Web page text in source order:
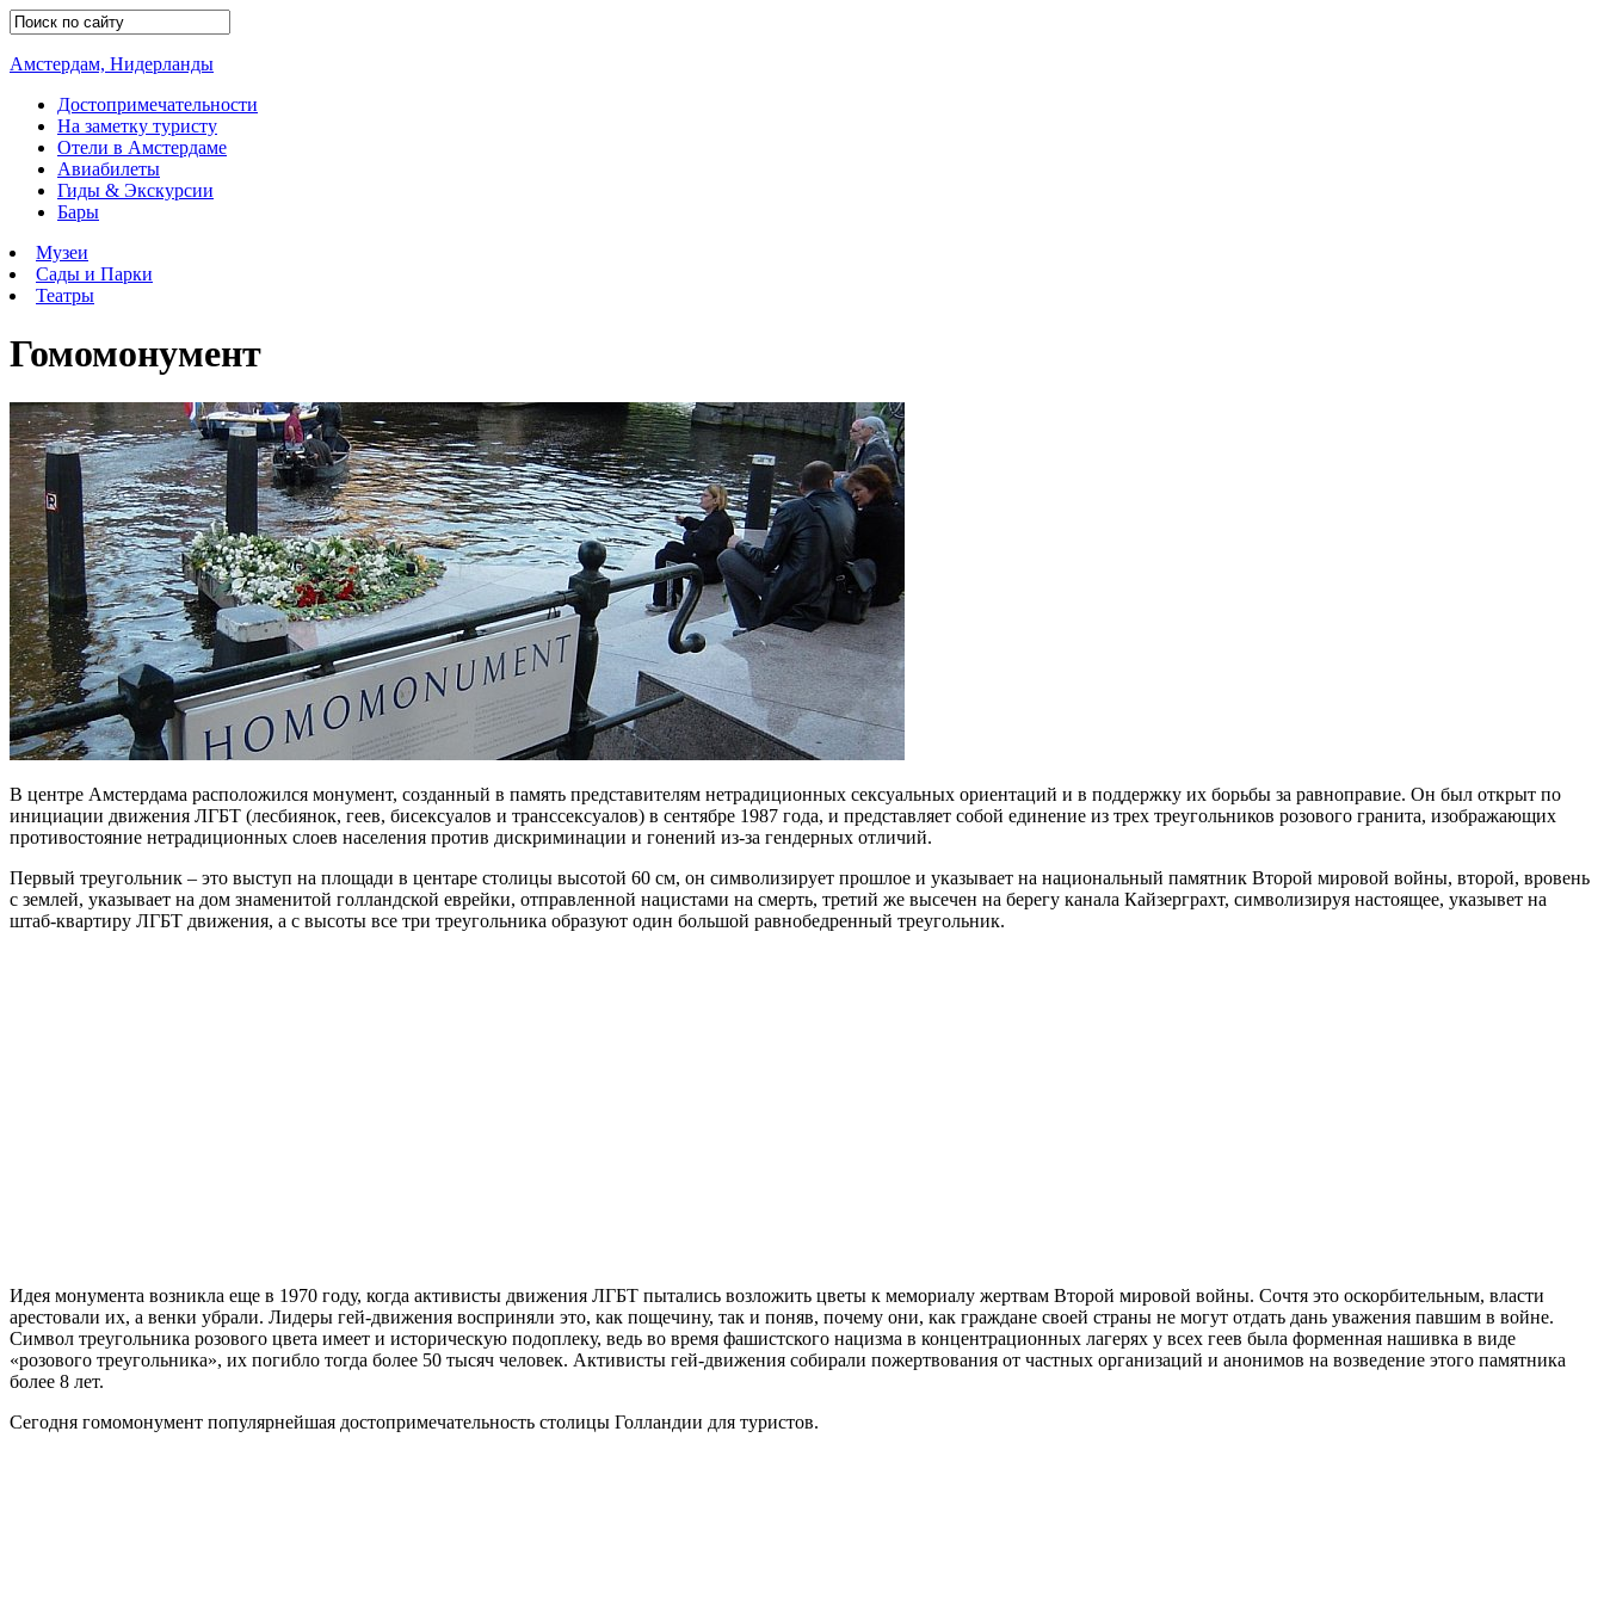
Амстердам, Нидерланды
Достопримечательности
На заметку туристу
Отели в Амстердаме
Авиабилеты
Гиды & Экскурсии
Бары
Музеи
Сады и Парки
Театры
Гомомонумент
В центре Амстердама расположился монумент, созданный в память представителям нетрадиционных сексуальных ориентаций и в поддержку их борьбы за равноправие. Он был открыт по
инициации движения ЛГБТ (лесбиянок, геев, бисексуалов и транссексуалов) в сентябре 1987 года, и представляет собой единение из трех треугольников розового гранита, изображающих
противостояние нетрадиционных слоев населения против дискриминации и гонений из-за гендерных отличий.
Первый треугольник – это выступ на площади в центаре столицы высотой 60 см, он символизирует прошлое и указывает на национальный памятник Второй мировой войны, второй, вровень
с землей, указывает на дом знаменитой голландской еврейки, отправленной нацистами на смерть, третий же высечен на берегу канала Кайзерграхт, символизируя настоящее, указывет на
штаб-квартиру ЛГБТ движения, а с высоты все три треугольника образуют один большой равнобедренный треугольник.
Идея монумента возникла еще в 1970 году, когда активисты движения ЛГБТ пытались возложить цветы к мемориалу жертвам Второй мировой войны. Сочтя это оскорбительным, власти
арестовали их, а венки убрали. Лидеры гей-движения восприняли это, как пощечину, так и поняв, почему они, как граждане своей страны не могут отдать дань уважения павшим в войне.
Символ треугольника розового цвета имеет и историческую подоплеку, ведь во время фашистского нацизма в концентрационных лагерях у всех геев была форменная нашивка в виде
«розового треугольника», их погибло тогда более 50 тысяч человек. Активисты гей-движения собирали пожертвования от частных организаций и анонимов на возведение этого памятника
более 8 лет.
Сегодня гомомонумент популярнейшая достопримечательность столицы Голландии для туристов.